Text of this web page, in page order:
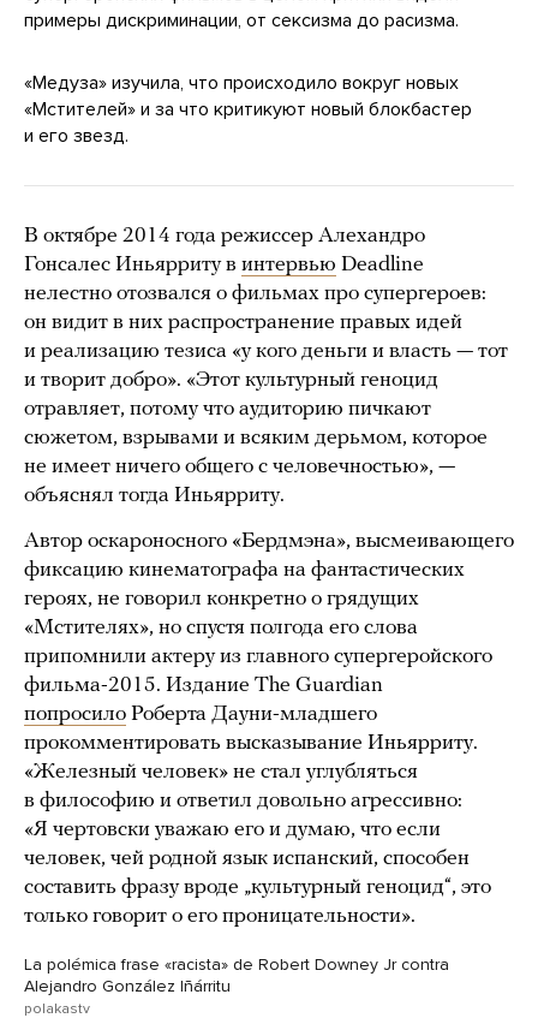
примеры дискриминации, от сексизма до расизма.
«Медуза» изучила, что происходило вокруг новых
«Мстителей» и за что критикуют новый блокбастер
и его звезд.
В октябре 2014 года режиссер Алехандро
Гонсалес Иньярриту в интервью Deadline
нелестно отозвался о фильмах про супергероев:
он видит в них распространение правых идей
и реализацию тезиса «у кого деньги и власть — тот
и творит добро». «Этот культурный геноцид
отравляет, потому что аудиторию пичкают
сюжетом, взрывами и всяким дерьмом, которое
не имеет ничего общего с человечностью», —
объяснял тогда Иньярриту.
Автор оскароносного «Бердмэна», высмеивающего
фиксацию кинематографа на фантастических
героях, не говорил конкретно о грядущих
«Мстителях», но спустя полгода его слова
припомнили актеру из главного супергеройского
фильма-2015. Издание The Guardian
попросило Роберта Дауни-младшего
прокомментировать высказывание Иньярриту.
«Железный человек» не стал углубляться
в философию и ответил довольно агрессивно:
«Я чертовски уважаю его и думаю, что если
человек, чей родной язык испанский, способен
составить фразу вроде „культурный геноцид“, это
только говорит о его проницательности».
La polémica frase «racista» de Robert Downey Jr contra
Alejandro González Iñárritu
polakastv